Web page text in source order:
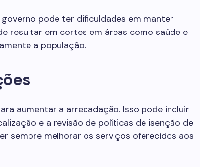
pode ter dificuldades em manter
resultar em cortes em áreas como saúde e
a população.
aumentar a arrecadação. Isso pode incluir
e a revisão de políticas de isenção de
sempre melhorar os serviços oferecidos aos